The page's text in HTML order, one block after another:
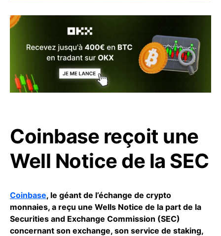
Coinbase reçoit une
Well Notice de la SEC
Coinbase, le géant de l’échange de crypto
monnaies, a reçu une Wells Notice de la part de la
Securities and Exchange Commission (SEC)
concernant son exchange, son service de staking,